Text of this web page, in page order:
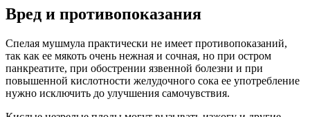
Вред и противопоказания
Спелая мушмула практически не имеет противопоказаний,
так как ее мякоть очень нежная и сочная, но при остром
панкреатите, при обострении язвенной болезни и при
повышенной кислотности желудочного сока ее употребление
нужно исключить до улучшения самочувствия.